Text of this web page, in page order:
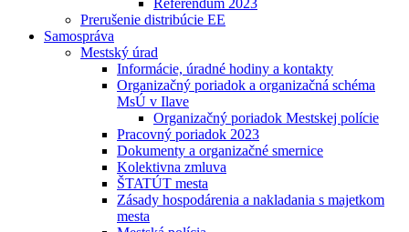
Referendum 2023
Prerušenie distribúcie EE
Samospráva
Mestský úrad
Informácie, úradné hodiny a kontakty
Organizačný poriadok a organizačná schéma
MsÚ v Ilave
Organizačný poriadok Mestskej polície
Pracovný poriadok 2023
Dokumenty a organizačné smernice
Kolektivna zmluva
ŠTATÚT mesta
Zásady hospodárenia a nakladania s majetkom
mesta